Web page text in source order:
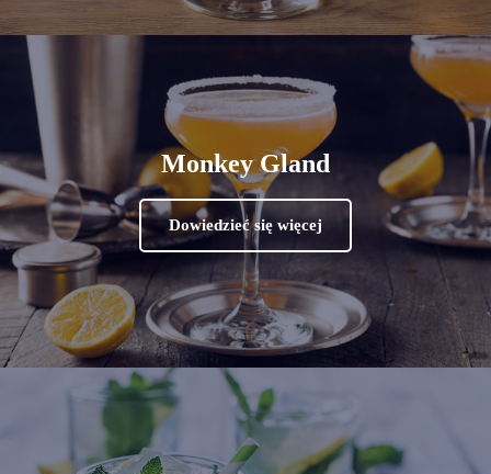
Monkey Gland
Dowiedzieć się więcej